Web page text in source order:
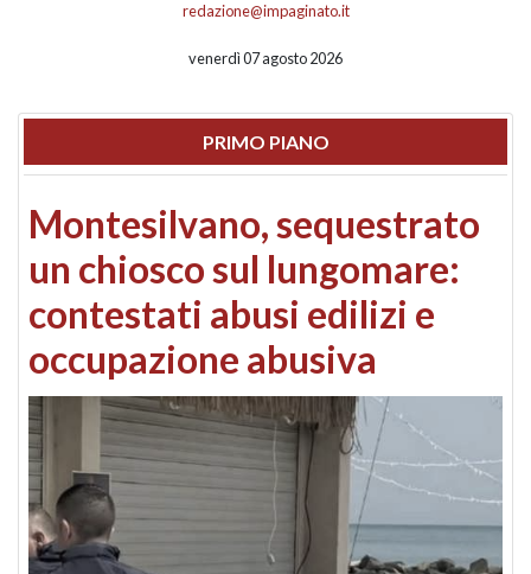
redazione@impaginato.it
venerdì 07 agosto 2026
PRIMO PIANO
Montesilvano, sequestrato
un chiosco sul lungomare:
contestati abusi edilizi e
occupazione abusiva